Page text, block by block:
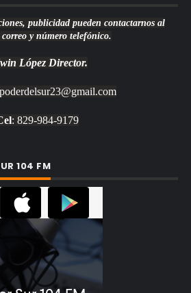
publicidad pueden contactarnos al
y número telefónico.
López Director.
: 829-984-9179
104 FM